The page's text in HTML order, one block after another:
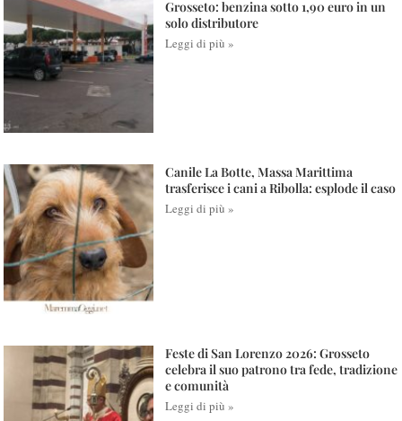
Grosseto: benzina sotto 1,90 euro in un
solo distributore
Leggi di più »
Canile La Botte, Massa Marittima
trasferisce i cani a Ribolla: esplode il caso
Leggi di più »
Feste di San Lorenzo 2026: Grosseto
celebra il suo patrono tra fede, tradizione
e comunità
Leggi di più »